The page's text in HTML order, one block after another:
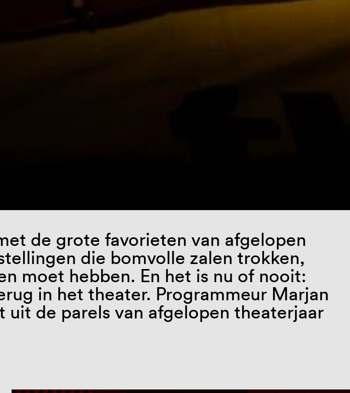
de grote favorieten van afgelopen
die bomvolle zalen trokken,
moet hebben. En het is nu of nooit:
in het theater. Programmeur Marjan
de parels van afgelopen theaterjaar